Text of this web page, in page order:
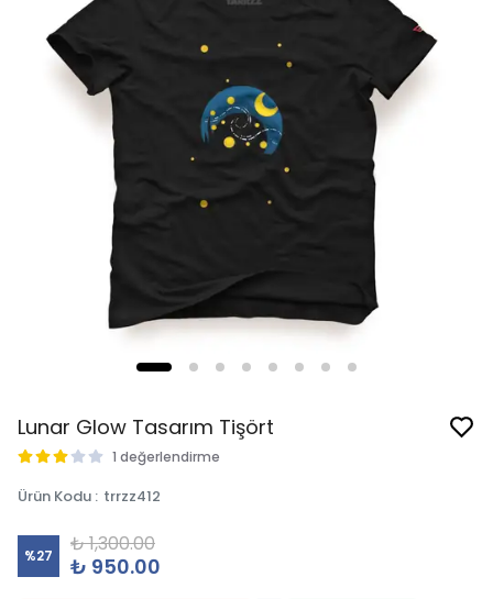
Lunar Glow Tasarım Tişört
1 değerlendirme
Ürün Kodu : trrzz412
%27 ₺ 1,300.00
₺ 950.00